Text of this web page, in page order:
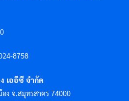
8758
เออีซี จำกัด
ง จ.สมุทรสาคร 74000